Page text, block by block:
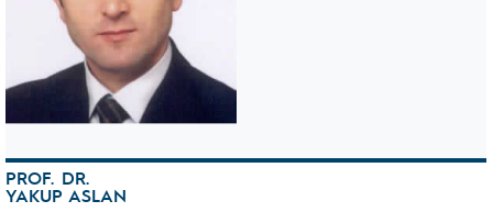
PROF. DR.
YAKUP ASLAN